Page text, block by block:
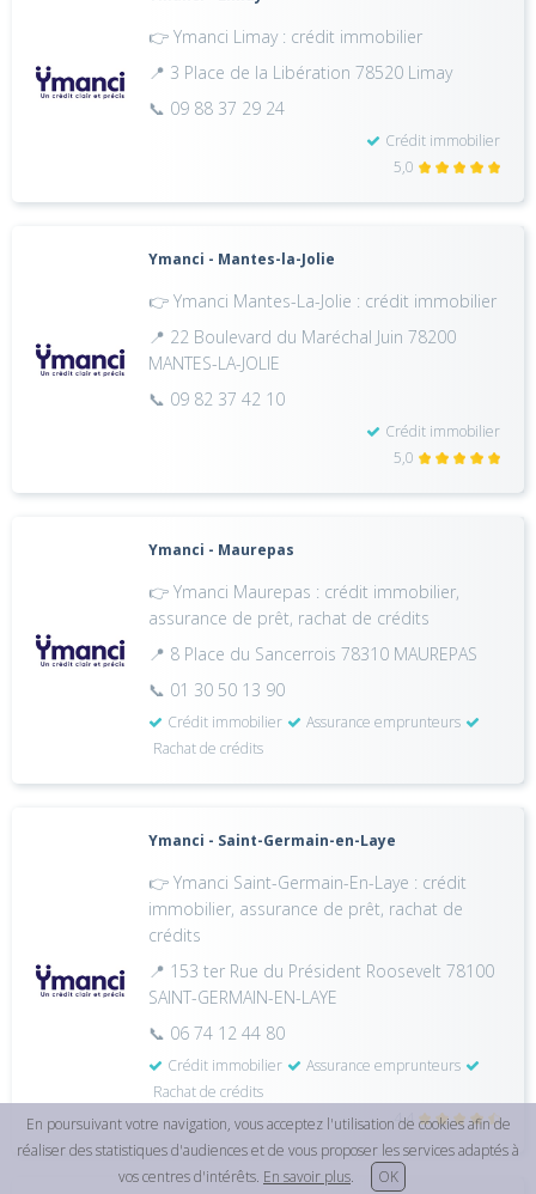
👉 Ymanci Limay : crédit immobilier
📍 3 Place de la Libération 78520 Limay
📞 09 88 37 29 24
Crédit immobilier
5,0
Ymanci - Mantes-la-Jolie
👉 Ymanci Mantes-La-Jolie : crédit immobilier
📍 22 Boulevard du Maréchal Juin 78200
MANTES-LA-JOLIE
📞 09 82 37 42 10
Crédit immobilier
5,0
Ymanci - Maurepas
👉 Ymanci Maurepas : crédit immobilier,
assurance de prêt, rachat de crédits
📍 8 Place du Sancerrois 78310 MAUREPAS
📞 01 30 50 13 90
Crédit immobilier
Assurance emprunteurs
Rachat de crédits
Ymanci - Saint-Germain-en-Laye
👉 Ymanci Saint-Germain-En-Laye : crédit
immobilier, assurance de prêt, rachat de
crédits
📍 153 ter Rue du Président Roosevelt 78100
SAINT-GERMAIN-EN-LAYE
📞 06 74 12 44 80
Crédit immobilier
Assurance emprunteurs
Rachat de crédits
4,4
En poursuivant votre navigation, vous acceptez l'utilisation de cookies afin de
réaliser des statistiques d'audiences et de vous proposer les services adaptés à
vos centres d'intérêts. En savoir plus. OK